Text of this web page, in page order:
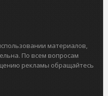
материалов,
По всем вопросам
рекламы обращайтесь